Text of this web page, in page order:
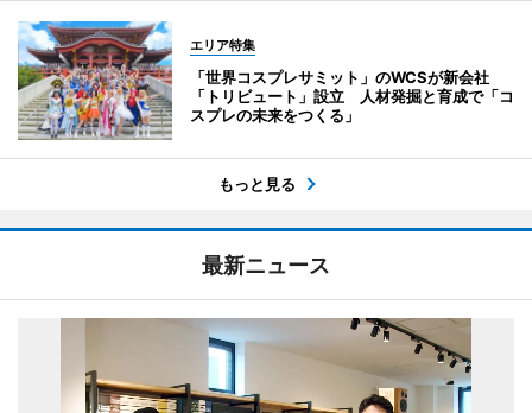
エリア特集
「世界コスプレサミット」のWCSが新会社
「トリビュート」設立 人材発掘と育成で「コ
スプレの未来をつくる」
もっと見る
最新ニュース